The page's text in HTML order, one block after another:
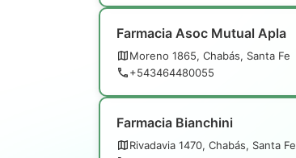
Farmacia Asoc Mutual Apla
Moreno 1865, Chabás, Santa Fe
+543464480055
Farmacia Bianchini
Rivadavia 1470, Chabás, Santa Fe